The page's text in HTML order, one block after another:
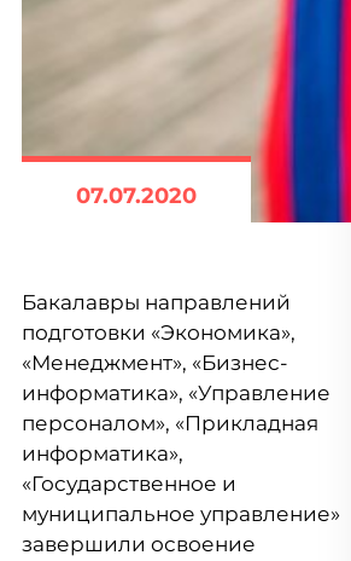
07.07.2020
Бакалавры направлений
подготовки «Экономика»,
«Менеджмент», «Бизнес-
информатика», «Управление
персоналом», «Прикладная
информатика»,
«Государственное и
муниципальное управление»
завершили освоение